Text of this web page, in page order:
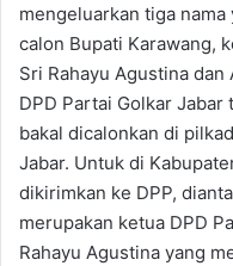
mengeluarkan tiga
calon Bupati Karawang,
Sri Rahayu Agustina dan
DPD Partai Golkar
bakal dicalonkan di
Jabar. Untuk di
dikirimkan ke DPP,
merupakan ketua DPD
Rahayu Agustina yang